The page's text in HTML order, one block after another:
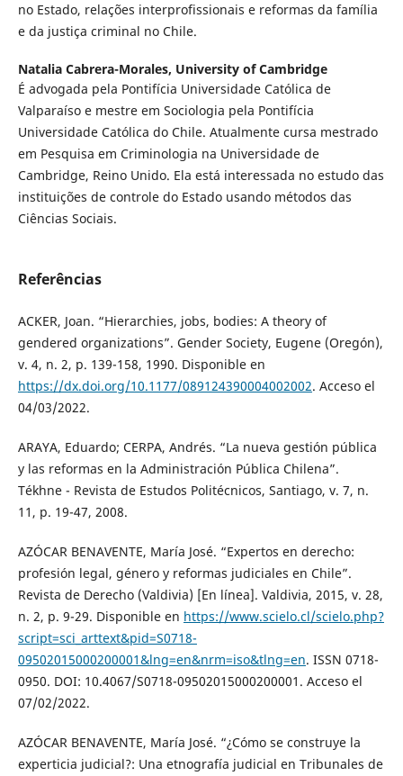
no Estado, relações interprofissionais e reformas da família
e da justiça criminal no Chile.
Natalia Cabrera-Morales, University of Cambridge
É advogada pela Pontifícia Universidade Católica de
Valparaíso e mestre em Sociologia pela Pontifícia
Universidade Católica do Chile. Atualmente cursa mestrado
em Pesquisa em Criminologia na Universidade de
Cambridge, Reino Unido. Ela está interessada no estudo das
instituições de controle do Estado usando métodos das
Ciências Sociais.
Referências
ACKER, Joan. “Hierarchies, jobs, bodies: A theory of
gendered organizations”. Gender Society, Eugene (Oregón),
v. 4, n. 2, p. 139-158, 1990. Disponible en
https://dx.doi.org/10.1177/089124390004002002. Acceso el
04/03/2022.
ARAYA, Eduardo; CERPA, Andrés. “La nueva gestión pública
y las reformas en la Administración Pública Chilena”.
Tékhne - Revista de Estudos Politécnicos, Santiago, v. 7, n.
11, p. 19-47, 2008.
AZÓCAR BENAVENTE, María José. “Expertos en derecho:
profesión legal, género y reformas judiciales en Chile”.
Revista de Derecho (Valdivia) [En línea]. Valdivia, 2015, v. 28,
n. 2, p. 9-29. Disponible en https://www.scielo.cl/scielo.php?
script=sci_arttext&pid=S0718-
09502015000200001&lng=en&nrm=iso&tlng=en. ISSN 0718-
0950. DOI: 10.4067/S0718-09502015000200001. Acceso el
07/02/2022.
AZÓCAR BENAVENTE, María José. “¿Cómo se construye la
experticia judicial?: Una etnografía judicial en Tribunales de